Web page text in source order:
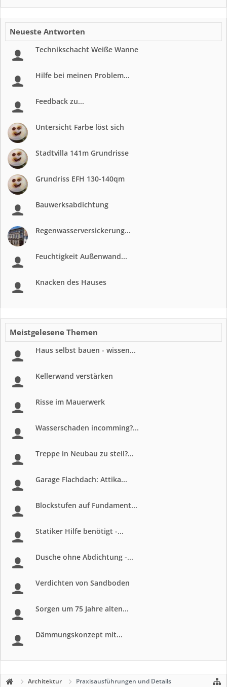
Neueste Antworten
Technikschacht Weiße Wanne
Hilfe bei meinen Problem...
Feedback zu...
Untersicht Farbe löst sich
Stadtvilla 141m Grundrisse
Grundriss EFH 130-140qm
Bauwerksabdichtung
Regenwasserversickerung...
Feuchtigkeit Außenwand...
Knacken des Hauses
Meistgelesene Themen
Haus selbst bauen - wissen...
Kellerwand verstärken
Risse im Mauerwerk
Wasserschaden incomming?...
Treppe in Neubau zu steil?...
Garage Flachdach: Attika...
Blockstufen auf Fundament...
Statiker Hilfe benötigt -...
Dusche ohne Abdichtung -...
Verdichten von Sandboden
Sorgen um 75 Jahre alten...
Dämmungskonzept mit...
Architektur Praxisausführungen und Details